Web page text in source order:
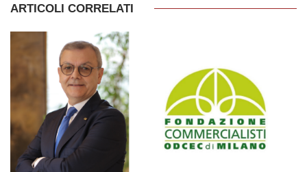
ARTICOLI CORRELATI